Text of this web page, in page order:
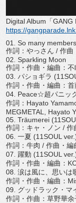
Digital Album「GANG
https://
01. So many members
作詞：やっさん / 作曲
02. Sparkling Moon
作詞・作曲・編曲：不
03. パショギラ
作詞・作曲・編曲：
04. Peace☆超パニッ
作詞：Hayato
MEGMETAL, Hayato
05. Träumerei
作詞：キャ・ノン /
06. 一夏 (11SOUL
作詞：牛肉 / 作曲・編
07. 躍動 (11SOUL
作詞・作曲・編曲：
08. 涙は風に、思いは
作詞・作曲・編曲：
09. グッドラック・マ
作詞・作曲：草野華